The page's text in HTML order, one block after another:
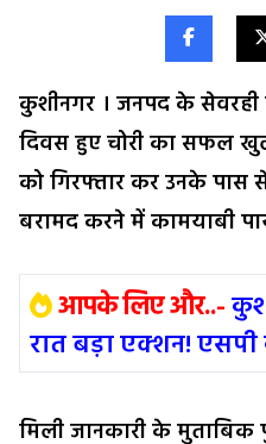
कुशीनगर । जनपद के सेवरही
दिवस हुए चोरी का सफल
को गिरफ्तार कर उनके पास
बरामद करने में कामयाबी
आपके लिए और..-
रात बड़ा एक्शन!
मिली जानकारी के